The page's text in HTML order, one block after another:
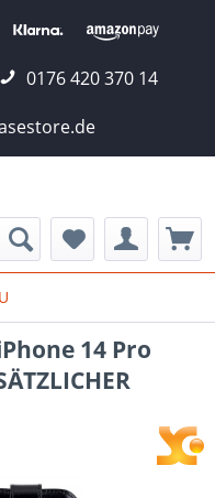
0176 420 370 14
14 Pro